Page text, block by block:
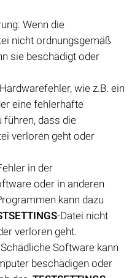
Wenn die
nicht ordnungsgemäß
sie beschädigt oder
wie z.B. ein
eine fehlerhafte
führen, dass die
verloren geht oder
in der
oder in anderen
kann dazu
-Datei nicht
verloren geht.
Software kann
beschädigen oder